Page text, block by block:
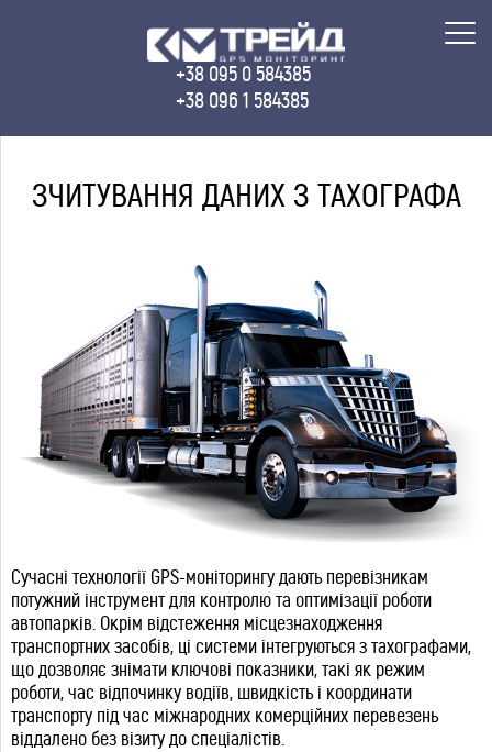
+38 095 0 584385
+38 096 1 584385
ЗЧИТУВАННЯ ДАНИХ З ТАХОГРАФА
Сучасні технології GPS-моніторингу дають перевізникам
потужний інструмент для контролю та оптимізації роботи
автопарків. Окрім відстеження місцезнаходження
транспортних засобів, ці системи інтегруються з тахографами,
що дозволяє знімати ключові показники, такі як режим
роботи, час відпочинку водіїв, швидкість і координати
транспорту під час міжнародних комерційних перевезень
віддалено без візиту до спеціалістів.